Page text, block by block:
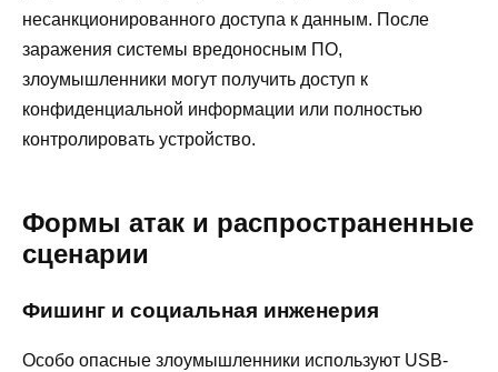
несанкционированного доступа к данным. После
заражения системы вредоносным ПО,
злоумышленники могут получить доступ к
конфиденциальной информации или полностью
контролировать устройство.
Формы атак и распространенные
сценарии
Фишинг и социальная инженерия
Особо опасные злоумышленники используют USB-